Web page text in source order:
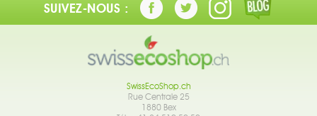
SUIVEZ-NOUS :
SwissEcoShop.ch
Rue Centrale 25
1880 Bex